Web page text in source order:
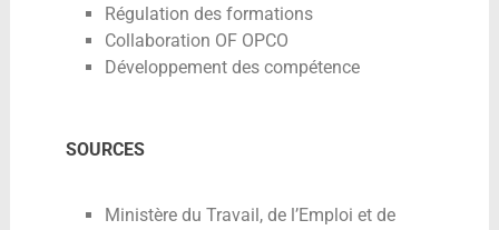
Régulation des formations
Collaboration OF OPCO
Développement des compétence
SOURCES
Ministère du Travail, de l’Emploi et de